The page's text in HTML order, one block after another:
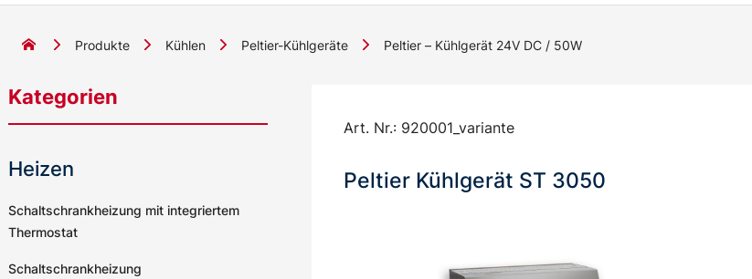
Produkte Kühlen Peltier-Kühlgeräte Peltier – Kühlgerät 24V DC / 50W
Art. Nr.: 920001_variante
Peltier Kühlgerät ST 3050
Kategorien
Heizen
Schaltschrankheizung mit integriertem
Thermostat
Schaltschrankheizung